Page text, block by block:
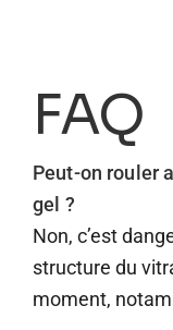
FAQ
Peut-on rouler
gel ?
Non, c’est
structure du
moment,